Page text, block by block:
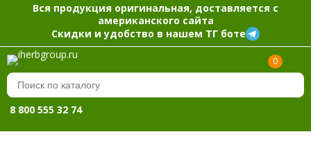
Вся продукция оригинальная, доставляется с
американского сайта
Скидки и удобство в нашем ТГ боте
0
8 800 555 32 74